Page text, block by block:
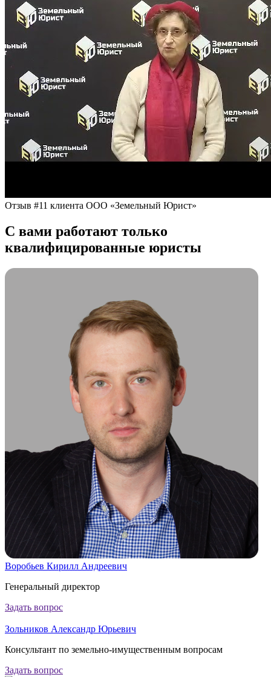
Отзыв #11 клиента ООО «Земельный Юрист»
С вами работают только
квалифицированные юристы
Воробьев Кирилл Андреевич
Генеральный директор
Задать вопрос
Зольников Александр Юрьевич
Консультант по земельно-имущественным вопросам
Задать вопрос